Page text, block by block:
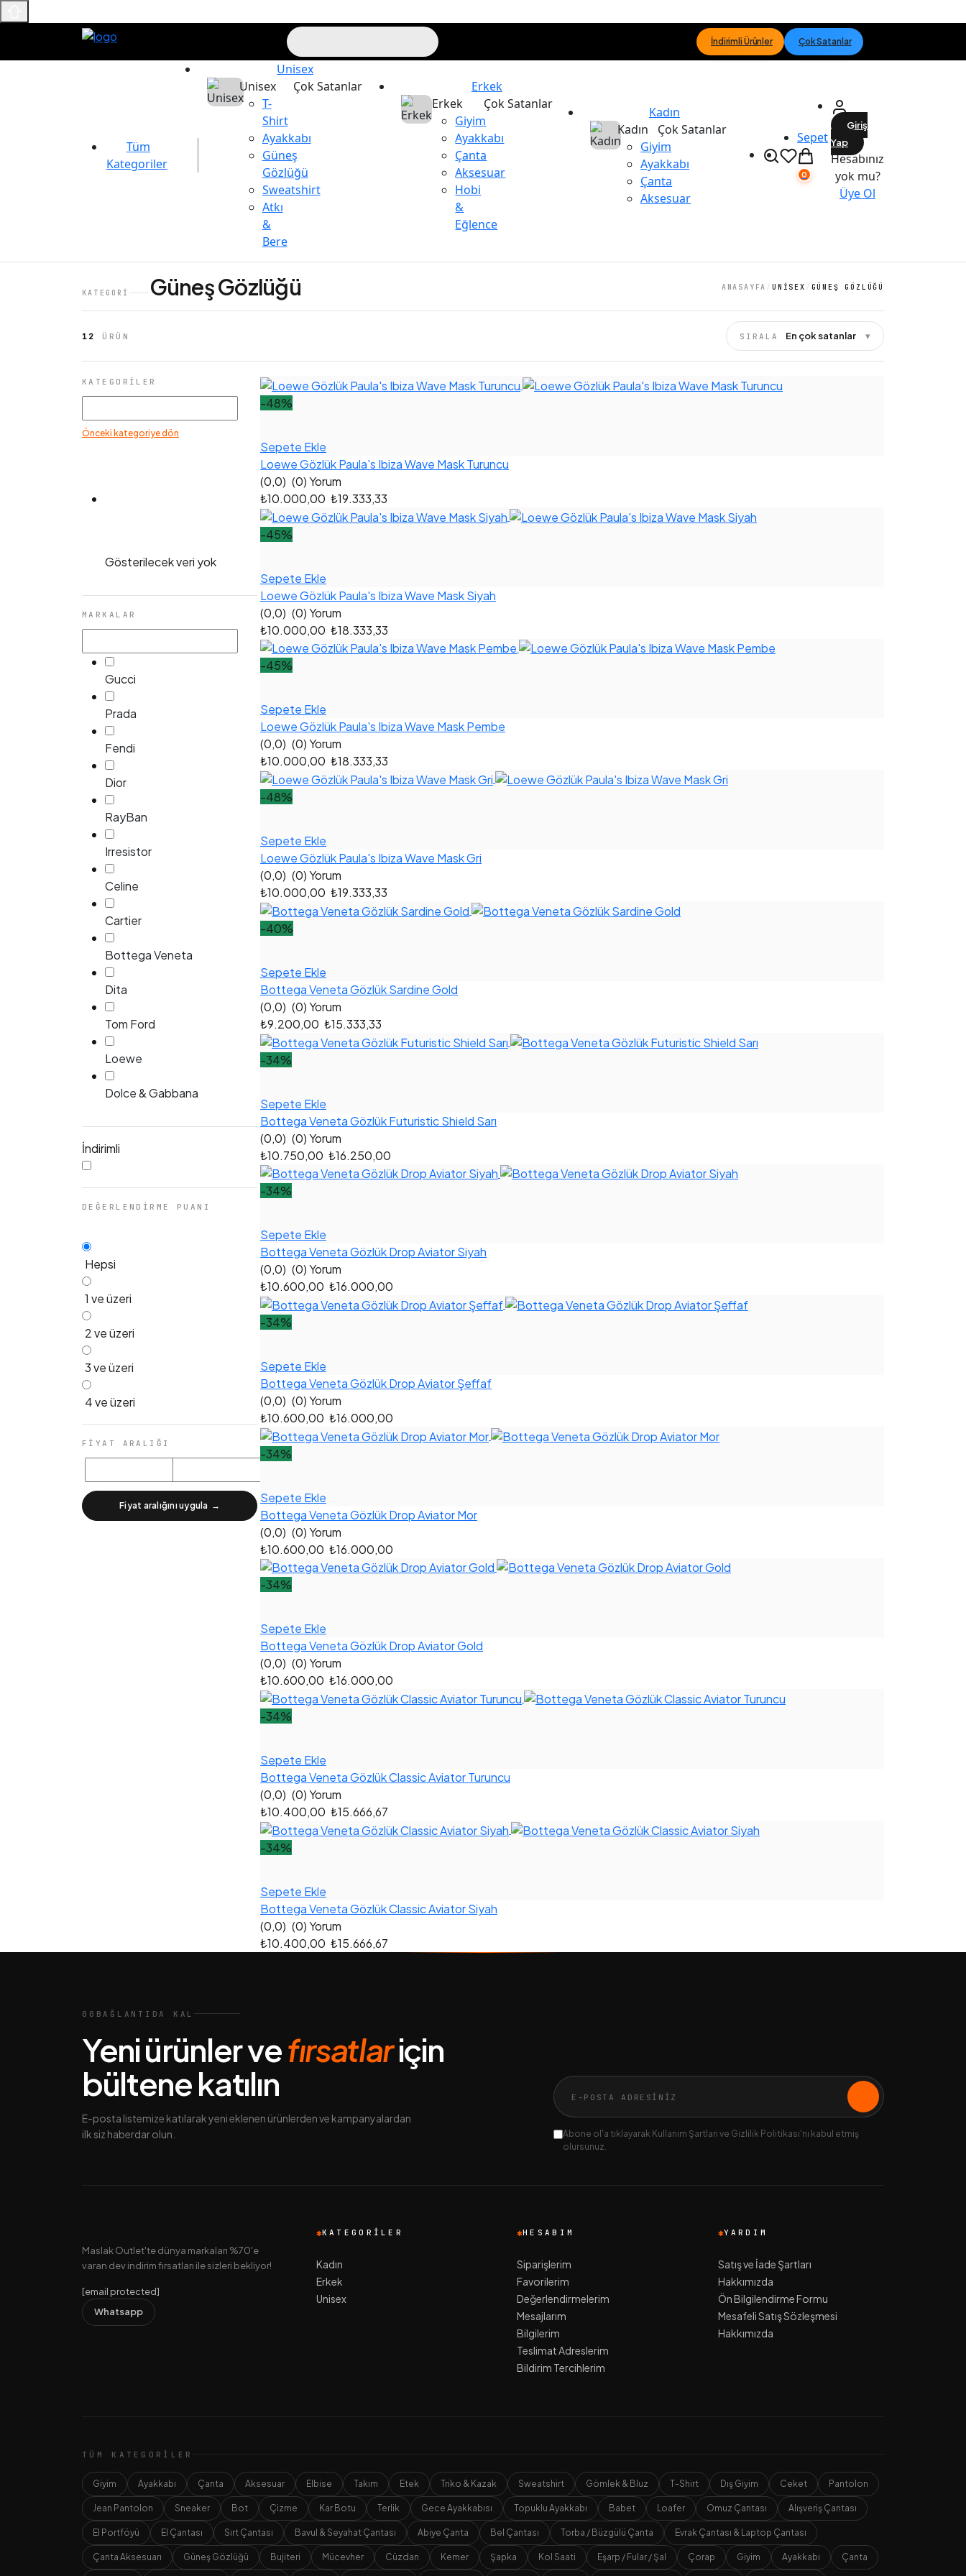
İndirimli Ürünler Çok Satanlar
Tüm
Kategoriler
Unisex
Unisex
T-
Shirt
Ayakkabı
Güneş
Gözlüğü
Sweatshirt
Atkı
&
Bere
Çok Satanlar
Erkek
Erkek
Giyim
Ayakkabı
Çanta
Aksesuar
Hobi
&
Eğlence
Çok Satanlar
Kadın
Kadın
Giyim
Ayakkabı
Çanta
Aksesuar
Çok Satanlar
Sepet
0
Giriş
Yap
Hesabınız
yok mu?
Üye Ol
KATEGORI Güneş Gözlüğü ANASAYFA / UNISEX / GÜNEŞ GÖZLÜĞÜ
12 ÜRÜN SIRALA En çok satanlar ▾
KATEGORILER
Önceki kategoriye dön
Gösterilecek veri yok
MARKALAR
Gucci
Prada
Fendi
Dior
RayBan
Irresistor
Celine
Cartier
Bottega Veneta
Dita
Tom Ford
Loewe
Dolce & Gabbana
İndirimli
DEĞERLENDIRME PUANI
Hepsi
1 ve üzeri
2 ve üzeri
3 ve üzeri
4 ve üzeri
FIYAT ARALIĞI
Fiyat aralığını uygula →
-48%
Sepete Ekle
Loewe Gözlük Paula's Ibiza Wave Mask Turuncu
(0,0) (0) Yorum
₺10.000,00 ₺19.333,33
-45%
Sepete Ekle
Loewe Gözlük Paula's Ibiza Wave Mask Siyah
(0,0) (0) Yorum
₺10.000,00 ₺18.333,33
-45%
Sepete Ekle
Loewe Gözlük Paula's Ibiza Wave Mask Pembe
(0,0) (0) Yorum
₺10.000,00 ₺18.333,33
-48%
Sepete Ekle
Loewe Gözlük Paula's Ibiza Wave Mask Gri
(0,0) (0) Yorum
₺10.000,00 ₺19.333,33
-40%
Sepete Ekle
Bottega Veneta Gözlük Sardine Gold
(0,0) (0) Yorum
₺9.200,00 ₺15.333,33
-34%
Sepete Ekle
Bottega Veneta Gözlük Futuristic Shield Sarı
(0,0) (0) Yorum
₺10.750,00 ₺16.250,00
-34%
Sepete Ekle
Bottega Veneta Gözlük Drop Aviator Siyah
(0,0) (0) Yorum
₺10.600,00 ₺16.000,00
-34%
Sepete Ekle
Bottega Veneta Gözlük Drop Aviator Şeffaf
(0,0) (0) Yorum
₺10.600,00 ₺16.000,00
-34%
Sepete Ekle
Bottega Veneta Gözlük Drop Aviator Mor
(0,0) (0) Yorum
₺10.600,00 ₺16.000,00
-34%
Sepete Ekle
Bottega Veneta Gözlük Drop Aviator Gold
(0,0) (0) Yorum
₺10.600,00 ₺16.000,00
-34%
Sepete Ekle
Bottega Veneta Gözlük Classic Aviator Turuncu
(0,0) (0) Yorum
₺10.400,00 ₺15.666,67
-34%
Sepete Ekle
Bottega Veneta Gözlük Classic Aviator Siyah
(0,0) (0) Yorum
₺10.400,00 ₺15.666,67
00 BAĞLANTIDA KAL
Yeni ürünler vefırsatlariçin
bültene katılın
E-posta listemize katılarak yeni eklenen ürünlerden ve kampanyalardan
ilk siz haberdar olun.
Abone ol'a tıklayarak Kullanım Şartları ve Gizlilik Politikası'nı kabul etmiş
olursunuz.
Maslak Outlet'te dünya markaları %70'e
varan dev indirim fırsatları ile sizleri bekliyor!
[email protected]
Whatsapp
KATEGORILER
Kadın
Erkek
Unisex
HESABIM
Siparişlerim
Favorilerim
Değerlendirmelerim
Mesajlarım
Bilgilerim
Teslimat Adreslerim
Bildirim Tercihlerim
YARDIM
Satış ve İade Şartları
Hakkımızda
Ön Bilgilendirme Formu
Mesafeli Satış Sözleşmesi
Hakkımızda
TÜM KATEGORILER
Giyim Ayakkabı Çanta Aksesuar Elbise Takım Etek Triko & Kazak Sweatshirt Gömlek & Bluz T-Shirt Dış Giyim Ceket Pantolon
Jean Pantolon Sneaker Bot Çizme Kar Botu Terlik Gece Ayakkabısı Topuklu Ayakkabı Babet Loafer Omuz Çantası Alışveriş Çantası
El Portföyü El Çantası Sırt Çantası Bavul & Seyahat Çantası Abiye Çanta Bel Çantası Torba / Büzgülü Çanta Evrak Çantası & Laptop Çantası
Çanta Aksesuarı Güneş Gözlüğü Bujiteri Mücevher Cüzdan Kemer Şapka Kol Saati Eşarp / Fular / Şal Çorap Giyim Ayakkabı Çanta